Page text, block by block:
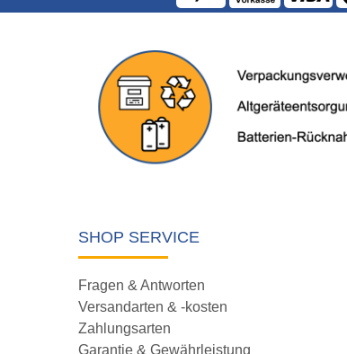
SHOP SERVICE
Fragen & Antworten
Versandarten & -kosten
Zahlungsarten
Garantie & Gewährleistung